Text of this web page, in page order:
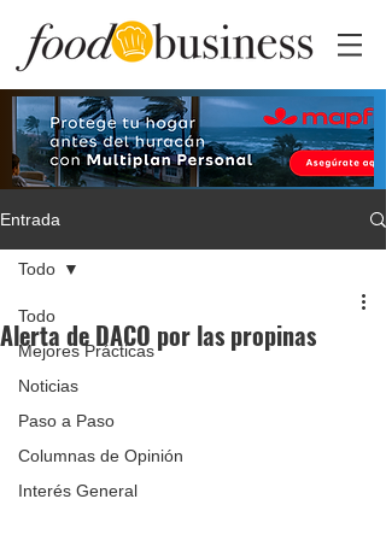
Entrada
Todo
Mejores Prácticas
Noticias
Paso a Paso
Columnas de Opinión
Interés General
Todo
Alerta de DACO por las propinas